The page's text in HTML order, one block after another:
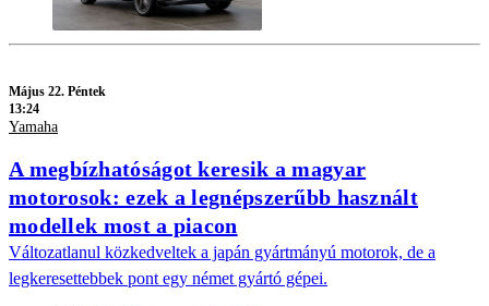
Május 22. Péntek
13:24
Yamaha
A megbízhatóságot keresik a magyar
motorosok: ezek a legnépszerűbb használt
modellek most a piacon
Változatlanul közkedveltek a japán gyártmányú motorok, de a
legkeresettebbek pont egy német gyártó gépei.